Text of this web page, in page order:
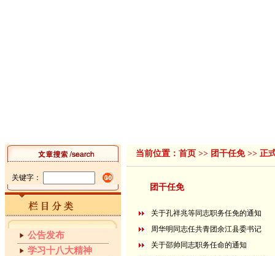
关键字：
公告发布
学习十八大精神
当前位置： 首页 >> 团干任免>> 正
团干任免
关于孔祥兆等同志职务任免的通知
周华明同志任共青团余江县委书记
关于邵帅同志职务任命的通知